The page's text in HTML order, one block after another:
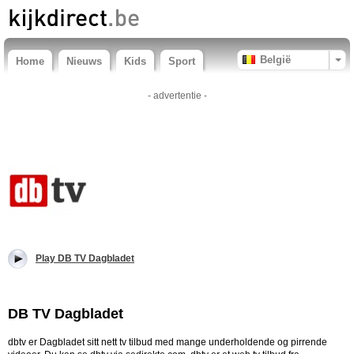
Home Nieuws Kids Sport België
- advertentie -
Play DB TV Dagbladet
DB TV Dagbladet
dbtv er Dagbladet sitt nett tv tilbud med mange underholdende og pirrende